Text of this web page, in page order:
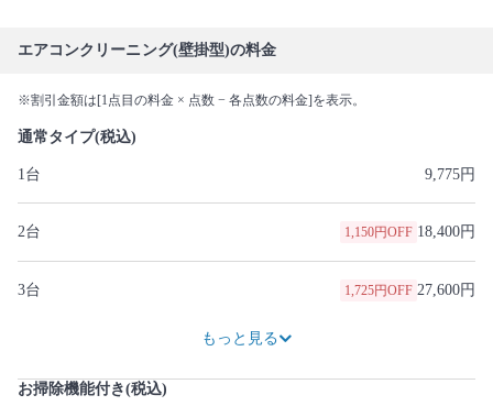
エアコンクリーニング(壁掛型)の料金
※割引金額は[1点目の料金 × 点数 − 各点数の料金]を表示。
通常タイプ(税込)
1台 9,775円
2台 1,150円OFF 18,400円
3台 1,725円OFF 27,600円
もっと見る
お掃除機能付き(税込)